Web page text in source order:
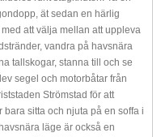
ät sedan en härlig
att välja mellan att uppleva
vandra på havsnära
tallskogar, stanna till och se
segel och motorbåtar från
Strömstad för att
sitta och njuta på en soffa i
läge är också en